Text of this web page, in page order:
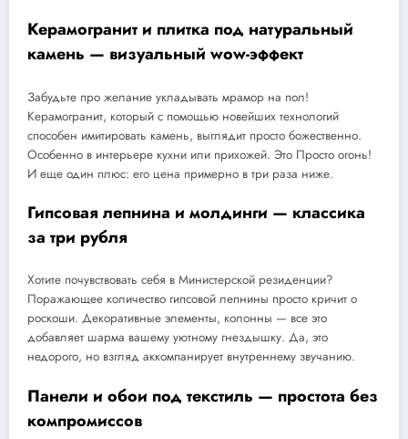
Керамогранит и плитка под натуральный
камень — визуальный wow-эффект
Забудьте про желание укладывать мрамор на пол!
Керамогранит, который с помощью новейших технологий
способен имитировать камень, выглядит просто божественно.
Особенно в интерьере кухни или прихожей. Это Просто огонь!
И еще один плюс: его цена примерно в три раза ниже.
Гипсовая лепнина и молдинги — классика
за три рубля
Хотите почувствовать себя в Министерской резиденции?
Поражающее количество гипсовой лепнины просто кричит о
роскоши. Декоративные элементы, колонны — все это
добавляет шарма вашему уютному гнездышку. Да, это
недорого, но взгляд аккомпанирует внутреннему звучанию.
Панели и обои под текстиль — простота без
компромиссов